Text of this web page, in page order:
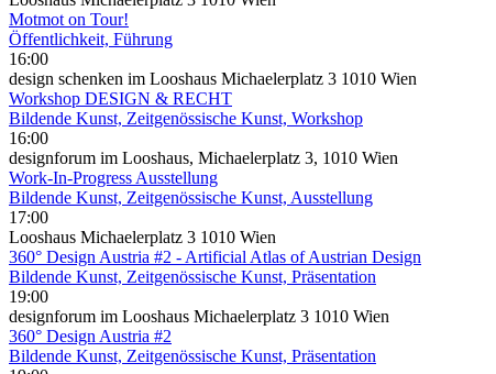
Motmot on Tour!
Öffentlichkeit, Führung
16:00
design schenken im Looshaus Michaelerplatz 3 1010 Wien
Workshop DESIGN & RECHT
Bildende Kunst, Zeitgenössische Kunst, Workshop
16:00
designforum im Looshaus, Michaelerplatz 3, 1010 Wien
Work-In-Progress Ausstellung
Bildende Kunst, Zeitgenössische Kunst, Ausstellung
17:00
Looshaus Michaelerplatz 3 1010 Wien
360° Design Austria #2 - Artificial Atlas of Austrian Design
Bildende Kunst, Zeitgenössische Kunst, Präsentation
19:00
designforum im Looshaus Michaelerplatz 3 1010 Wien
360° Design Austria #2
Bildende Kunst, Zeitgenössische Kunst, Präsentation